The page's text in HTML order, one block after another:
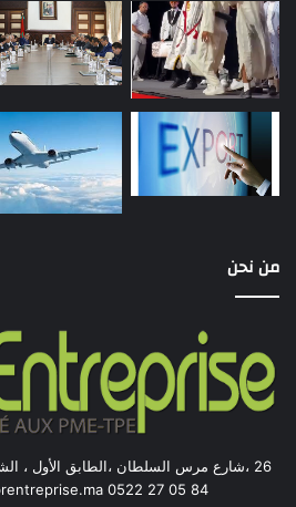
من نحن
84 05 27 0522 redaction-ar@librentreprise.ma